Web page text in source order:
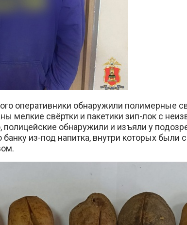
оперативники обнаружили полимерные
мелкие свёртки и пакетики зип-лок с
обнаружили и изъяли у
из-под напитка, внутри которых были